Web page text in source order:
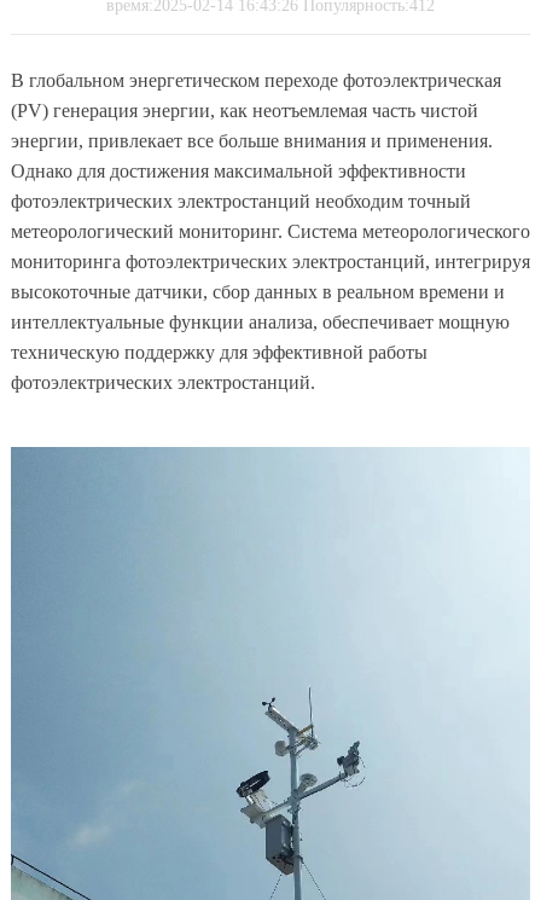
время:2025-02-14 16:43:26 Популярность:412
В глобальном энергетическом переходе фотоэлектрическая
(PV) генерация энергии, как неотъемлемая часть чистой
энергии, привлекает все больше внимания и применения.
Однако для достижения максимальной эффективности
фотоэлектрических электростанций необходим точный
метеорологический мониторинг. Система метеорологического
мониторинга фотоэлектрических электростанций, интегрируя
высокоточные датчики, сбор данных в реальном времени и
интеллектуальные функции анализа, обеспечивает мощную
техническую поддержку для эффективной работы
фотоэлектрических электростанций.